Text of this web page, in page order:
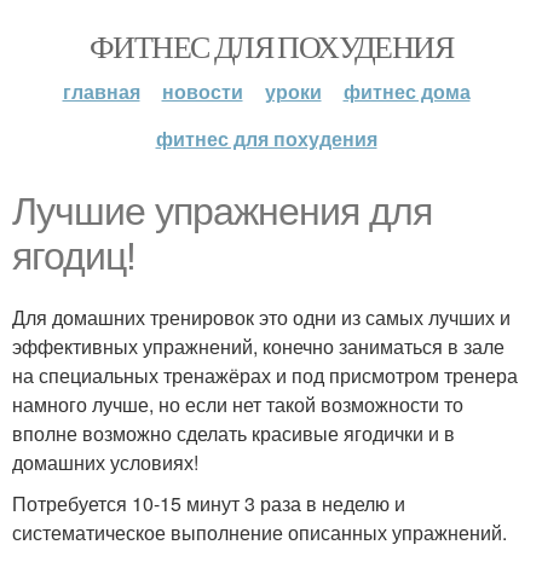
ФИТНЕС ДЛЯ ПОХУДЕНИЯ
главная новости уроки
фитнес дома
фитнес для похудения
Лучшие упражнения для
ягодиц!
Для домашних тренировок это одни из самых лучших и
эффективных упражнений, конечно заниматься в зале
на специальных тренажёрах и под присмотром тренера
намного лучше, но если нет такой возможности то
вполне возможно сделать красивые ягодички и в
домашних условиях!
Потребуется 10-15 минут 3 раза в неделю и
систематическое выполнение описанных упражнений.